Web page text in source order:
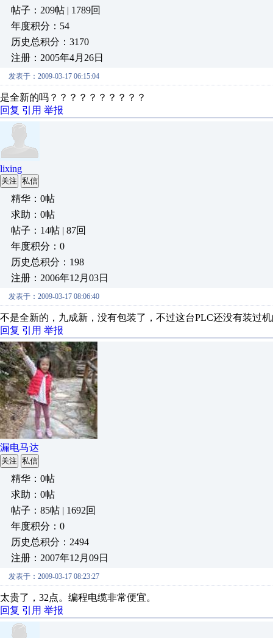
帖子：209帖 | 1789回
年度积分：54
历史总积分：3170
注册：2005年4月26日
发表于：2009-03-17 06:15:04
是全新的吗？？？？？？？？？？
回复 引用 举报
lixing
关注 私信
精华：0帖
求助：0帖
帖子：14帖 | 87回
年度积分：0
历史总积分：198
注册：2006年12月03日
发表于：2009-03-17 08:06:40
不是全新的，九成新，没有包装了，不过这台PLC还没有装过
回复 引用 举报
漏电马达
关注 私信
精华：0帖
求助：0帖
帖子：85帖 | 1692回
年度积分：0
历史总积分：2494
注册：2007年12月09日
发表于：2009-03-17 08:23:27
太贵了，32点。编程电缆非常便宜。
回复 引用 举报